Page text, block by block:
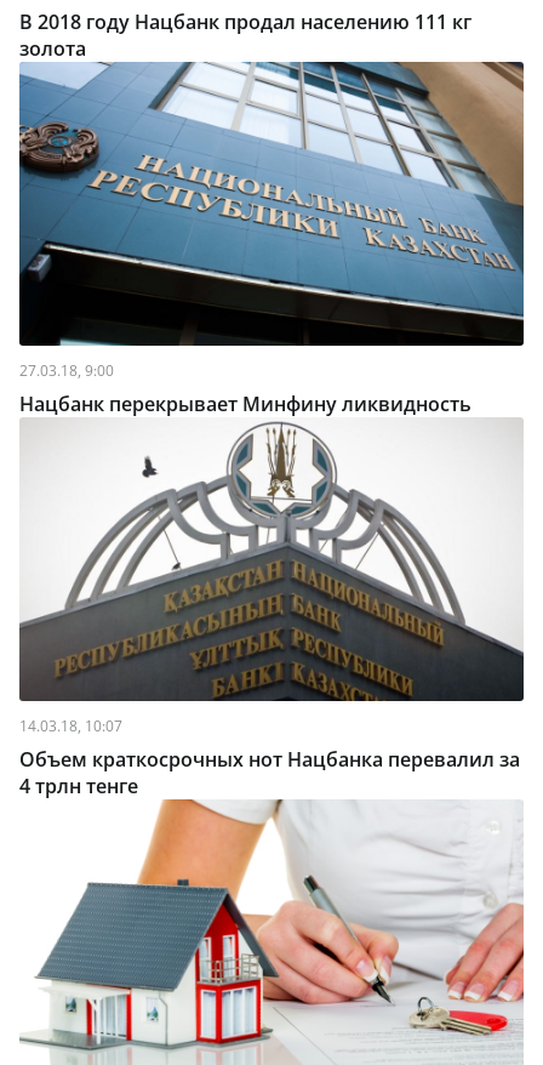
В 2018 году Нацбанк продал населению 111 кг
золота
27.03.18, 9:00
Нацбанк перекрывает Минфину ликвидность
14.03.18, 10:07
Объем краткосрочных нот Нацбанка перевалил за
4 трлн тенге